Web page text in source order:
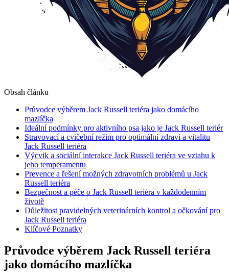
Obsah článku
Průvodce výběrem Jack Russell teriéra jako domácího
mazlíčka
Ideální podmínky pro aktivního psa jako je Jack Russell teriér
Stravovací a cvičební režim pro optimální zdraví a vitalitu
Jack Russell teriéra
Výcvik a sociální interakce Jack Russell teriéra ve vztahu k
jeho temperamentu
Prevence a řešení možných zdravotních problémů u Jack
Russell teriéra
Bezpečnost a péče o Jack Russell teriéra v každodenním
životě
Důležitost pravidelných veterinárních kontrol a očkování pro
Jack Russell teriéra
Klíčové Poznatky
Průvodce výběrem Jack Russell teriéra
jako domácího mazlíčka